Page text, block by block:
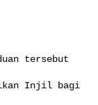
tersebut
Injil bagi